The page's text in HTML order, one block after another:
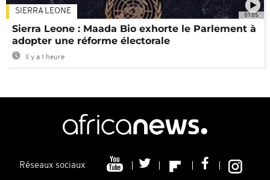
01:05
SIERRA LEONE
Sierra Leone : Maada Bio exhorte le Parlement à
adopter une réforme électorale
Il y a 1 heure
Réseaux sociaux